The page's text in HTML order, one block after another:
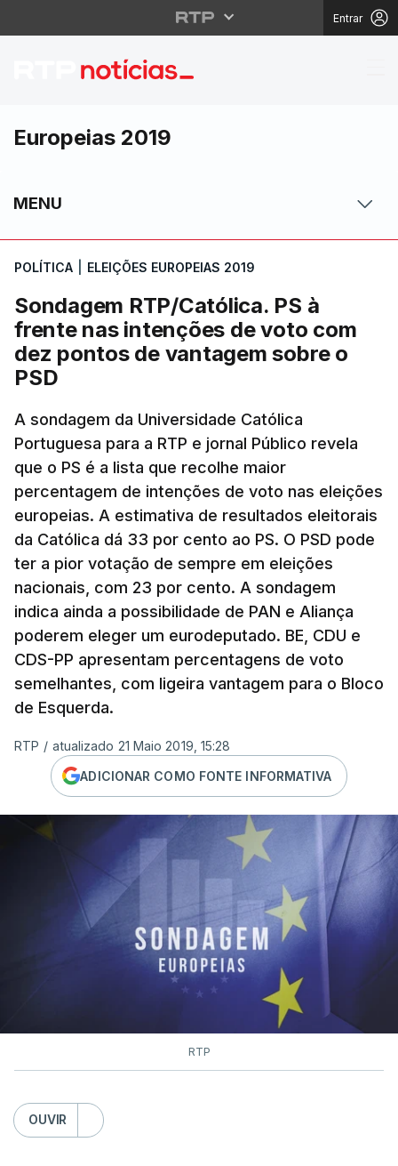
Entrar
Sondagem RTP/
Europeias 2019
MENU
POLÍTICA ELEIÇÕES EUROPEIAS 2019
Sondagem RTP/Católica. PS à
frente nas intenções de voto com
dez pontos de vantagem sobre o
PSD
A sondagem da Universidade Católica
Portuguesa para a RTP e jornal Público revela
que o PS é a lista que recolhe maior
percentagem de intenções de voto nas eleições
europeias. A estimativa de resultados eleitorais
da Católica dá 33 por cento ao PS. O PSD pode
ter a pior votação de sempre em eleições
nacionais, com 23 por cento. A sondagem
indica ainda a possibilidade de PAN e Aliança
poderem eleger um eurodeputado. BE, CDU e
CDS-PP apresentam percentagens de voto
semelhantes, com ligeira vantagem para o Bloco
de Esquerda.
RTP / atualizado 21 Maio 2019, 15:28
ADICIONAR COMO FONTE INFORMATIVA
RTP
OUVIR